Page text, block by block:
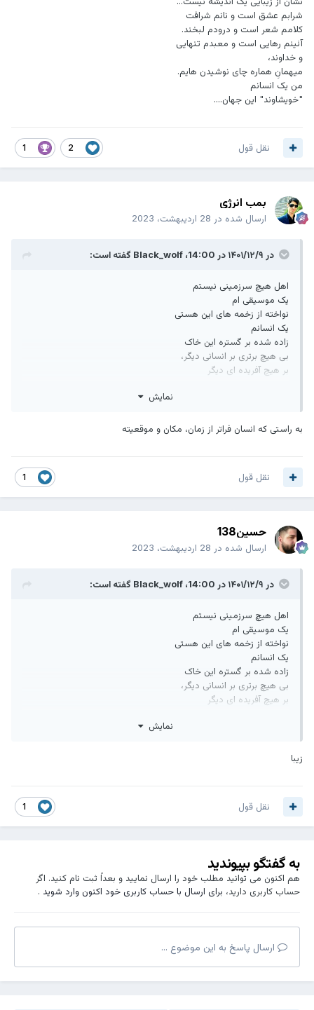
شرابم عشق است و نانم شرافت
کلامم شعر است و درودم لبخند.
آئینم رهایی است و معبدم تنهایی
و خداوند،
میهمانِ هماره چای نوشیدن هایم.
من یک انسانم
"خویشاوند" این جهان....
2 نقل قول
بمب انرژی
ارسال شده در 28 اردیبهشت، 2023
در ۱۴۰۱/۱۲/۹ در 14:00، Black_wolfگفته است:
اهل هیچ سرزمینی نیستم
یک موسیقی ام
نواخته از زخمه های این هستی
یک انسانم
زاده شده بر گستره این خاک
بی هیچ برتری بر انسانی دیگر،
بر هیچ آفریده ای دیگر
و نه قبیله ام.
کلامم شعر است و درودم لبخند.
آئینم رهایی است و معبدم تنهایی
میهمانِ هماره چای نوشیدن هایم.
من یک انسانم
"خویشاوند" این جهان....
نمایش
به راستی که انسان فراتر از زمان، مکان و موقعیته
نقل قول
حسین138
ارسال شده در 28 اردیبهشت، 2023
در ۱۴۰۱/۱۲/۹ در 14:00، Black_wolfگفته است:
اهل هیچ سرزمینی نیستم
یک موسیقی ام
نواخته از زخمه های این هستی
یک انسانم
زاده شده بر گستره این خاک
بی هیچ برتری بر انسانی دیگر،
بر هیچ آفریده ای دیگر
و نه قبیله ام.
کلامم شعر است و درودم لبخند.
آئینم رهایی است و معبدم تنهایی
میهمانِ هماره چای نوشیدن هایم.
من یک انسانم
"خویشاوند" این جهان....
نمایش
زیبا
نقل قول
به گفتگو بپیوندید
هم اکنون می توانید مطلب خود را ارسال نمایید و بعداً ثبت نام کنید. اگر
حساب کاربری دارید، برای ارسال با حساب کاربری خود اکنون وارد شوید.
ارسال پاسخ به این موضوع ...